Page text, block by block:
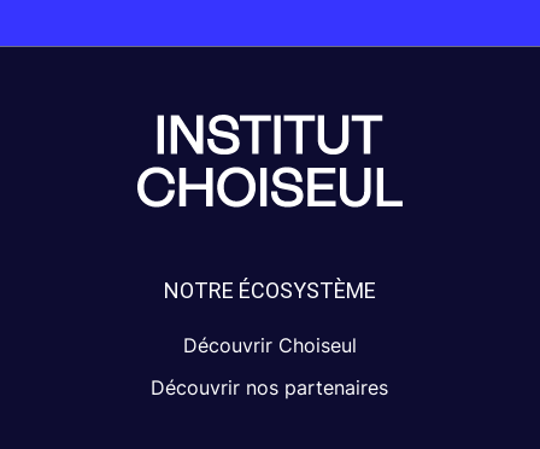
NOTRE ÉCOSYSTÈME
Découvrir Choiseul
Découvrir nos partenaires